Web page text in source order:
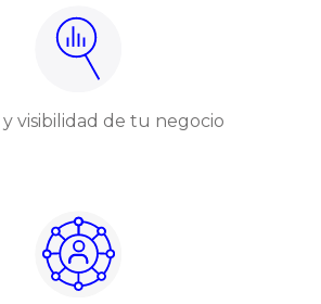
visibilidad de tu negocio